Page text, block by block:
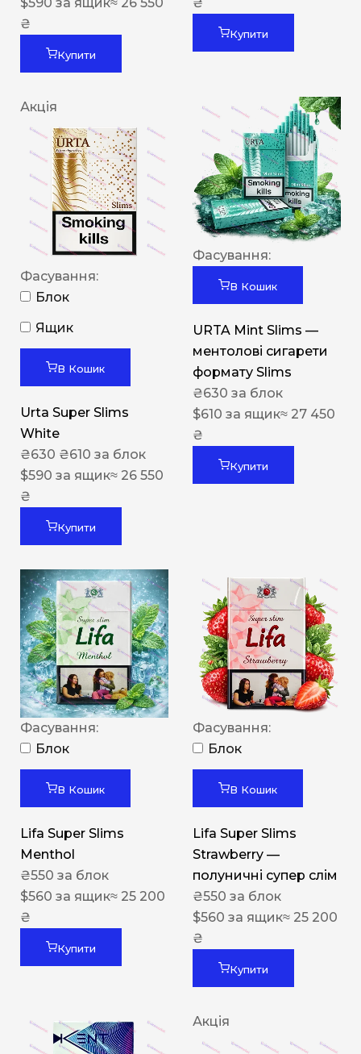
$590 за ящик≈ 26 550
₴
Купити
₴
Купити
Акція
Фасування:
Блок
Ящик
В Кошик
Urta Super Slims
White
₴630 ₴610 за блок
$590 за ящик≈ 26 550
₴
Купити
Фасування:
В Кошик
URTA Mint Slims —
ментолові сигарети
формату Slims
₴630 за блок
$610 за ящик≈ 27 450
₴
Купити
Фасування:
Блок
В Кошик
Lifa Super Slims
Menthol
₴550 за блок
$560 за ящик≈ 25 200
₴
Купити
Фасування:
Блок
В Кошик
Lifa Super Slims
Strawberry —
полуничні супер слім
₴550 за блок
$560 за ящик≈ 25 200
₴
Купити
Акція